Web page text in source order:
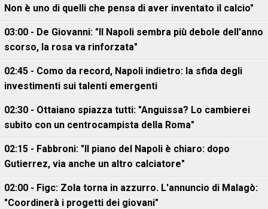
Non è uno di quelli che pensa di aver inventato il calcio"
03:00 - De Giovanni: "Il Napoli sembra più debole dell'anno
scorso, la rosa va rinforzata"
02:45 - Como da record, Napoli indietro: la sfida degli
investimenti sui talenti emergenti
02:30 - Ottaiano spiazza tutti: "Anguissa? Lo cambierei
subito con un centrocampista della Roma"
02:15 - Fabbroni: "Il piano del Napoli è chiaro: dopo
Gutierrez, via anche un altro calciatore"
02:00 - Figc: Zola torna in azzurro. L'annuncio di Malagò:
"Coordinerà i progetti dei giovani"